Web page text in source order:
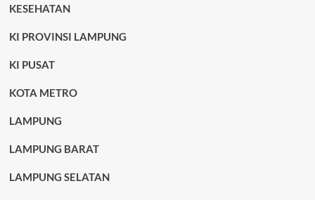
KESEHATAN
KI PROVINSI LAMPUNG
KI PUSAT
KOTA METRO
LAMPUNG
LAMPUNG BARAT
LAMPUNG SELATAN